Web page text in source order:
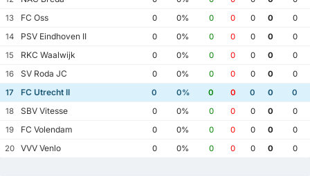
13
FC Oss 0 0% 0 0 0 0
0
14
PSV Eindhoven II 0 0% 0 0 0 0
0
15
RKC Waalwijk 0 0% 0 0 0 0
0
16
SV Roda JC 0 0% 0 0 0 0
0
17
FC Utrecht II 0 0% 0 0 0 0
0
18
SBV Vitesse 0 0% 0 0 0 0
0
19
FC Volendam 0 0% 0 0 0 0
0
20
VVV Venlo 0 0% 0 0 0 0 0